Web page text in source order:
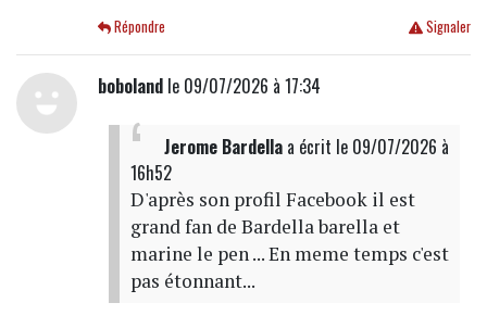
Signaler
Répondre
bobolandle 09/07/2026 à 17:34
Jerome Bardellaa écrit le 09/07/2026 à
16h52
D'après son profil Facebook il est
grand fan de Bardella barella et
marine le pen ... En meme temps c'est
pas étonnant...